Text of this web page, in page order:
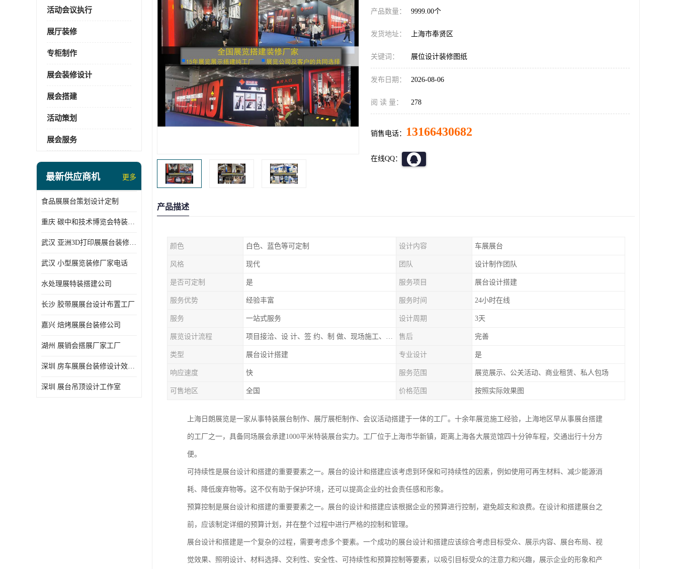
活动会议执行
展厅装修
专柜制作
展会装修设计
展会搭建
活动策划
展会服务
最新供应商机 更多
食品展展台策划设计定制
重庆 碳中和技术博览会特装展台搭建供应商
武汉 亚洲3D打印展展台装修定制
武汉 小型展览装修厂家电话
水处理展特装搭建公司
长沙 胶带展展台设计布置工厂
嘉兴 焙烤展展台装修公司
湖州 展销会搭展厂家工厂
深圳 房车展展台装修设计效果图
深圳 展台吊顶设计工作室
产品数量： 9999.00个
发货地址： 上海市奉贤区
关键词： 展位设计装修图纸
发布日期： 2026-08-06
阅 读 量： 278
销售电话： 13166430682
在线QQ：
产品描述
颜色 白色、蓝色等可定制 设计内容 车展展台
风格 现代 团队 设计制作团队
是否可定制 是 服务项目 展台设计搭建
服务优势 经验丰富 服务时间 24小时在线
服务 一站式服务 设计周期 3天
展览设计流程 项目接洽、设 计、签 约、制 做、现场施工、展期服务、后续跟踪 售后 完善
类型 展台设计搭建 专业设计 是
响应速度 快 服务范围 展览展示、公关活动、商业租赁、私人包场
可售地区 全国 价格范围 按照实际效果图
上海日朗展览是一家从事特装展台制作、展厅展柜制作、会议活动搭建于一体的工厂。十余年展览施工经验，上海地区早从事展台搭建
的工厂之一，具备同场展会承建1000平米特装展台实力。工厂位于上海市华新镇，距离上海各大展览馆四十分钟车程，交通出行十分方
便。
可持续性是展台设计和搭建的重要要素之一。展台的设计和搭建应该考虑到环保和可持续性的因素，例如使用可再生材料、减少能源消
耗、降低废弃物等。这不仅有助于保护环境，还可以提高企业的社会责任感和形象。
预算控制是展台设计和搭建的重要要素之一。展台的设计和搭建应该根据企业的预算进行控制，避免超支和浪费。在设计和搭建展台之
前，应该制定详细的预算计划，并在整个过程中进行严格的控制和管理。
展台设计和搭建是一个复杂的过程，需要考虑多个要素。一个成功的展台设计和搭建应该综合考虑目标受众、展示内容、展台布局、视
觉效果、照明设计、材料选择、交利性、安全性、可持续性和预算控制等要素，以吸引目标受众的注意力和兴趣，展示企业的形象和产